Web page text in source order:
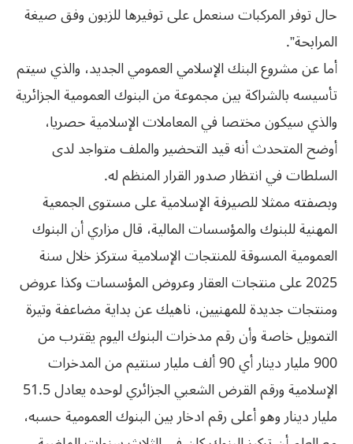
حال توفر المركبات سنعمل على توفيرها للزبون وفق صيغة
المرابحة”.
أما عن مشروع البنك الإسلامي العمومي الجديد، والذي سيتم
تأسيسه بالشراكة بين مجموعة من البنوك العمومية الجزائرية
والذي سيكون مختصا في المعاملات الإسلامية حصريا،
أوضح المتحدث أنه قيد التحضير والملف متواجد لدى
السلطات في انتظار صدور القرار المنظم له.
وبصفته ممثلا للصيرفة الإسلامية على مستوى الجمعية
المهنية للبنوك والمؤسسات المالية، قال مزاري أن البنوك
العمومية المسوقة للمنتجات الإسلامية ستركز خلال سنة
2025 على منتجات العقار وعروض المؤسسات وكذا عروض
ومنتجات جديدة للمهنيين، ناهيك عن بداية مضاعفة وتيرة
التمويل خاصة وأن رقم مدخرات البنوك اليوم يقترب من
900 مليار دينار أي 90 ألف مليار سنتيم من المدخرات
الإسلامية ورقم القرض الشعبي الجزائري لوحده يعادل 51.5
مليار دينار وهو أعلى رقم ادخار بين البنوك العمومية حسبه،